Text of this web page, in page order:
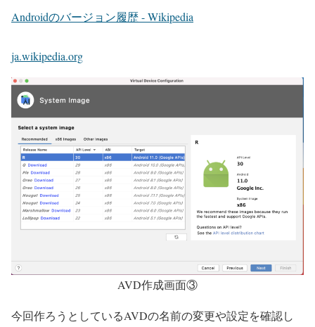
Androidのバージョン履歴 - Wikipedia
ja.wikipedia.org
AVD作成画面③
今回作ろうとしているAVDの名前の変更や設定を確認し